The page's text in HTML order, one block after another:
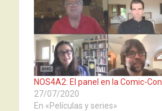
NOS4A2: El panel en la Comic-Con
27/07/2020
En «Películas y series»